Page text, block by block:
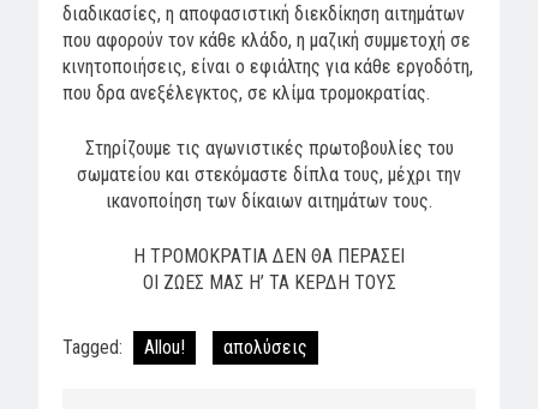
διαδικασίες, η αποφασιστική διεκδίκηση αιτημάτων
που αφορούν τον κάθε κλάδο, η μαζική συμμετοχή σε
κινητοποιήσεις, είναι ο εφιάλτης για κάθε εργοδότη,
που δρα ανεξέλεγκτος, σε κλίμα τρομοκρατίας.
Στηρίζουμε τις αγωνιστικές πρωτοβουλίες του
σωματείου και στεκόμαστε δίπλα τους, μέχρι την
ικανοποίηση των δίκαιων αιτημάτων τους.
Η ΤΡΟΜΟΚΡΑΤΙΑ ΔΕΝ ΘΑ ΠΕΡΑΣΕΙ
ΟΙ ΖΩΕΣ ΜΑΣ Η’ ΤΑ ΚΕΡΔΗ ΤΟΥΣ
Tagged: Allou! απολύσεις